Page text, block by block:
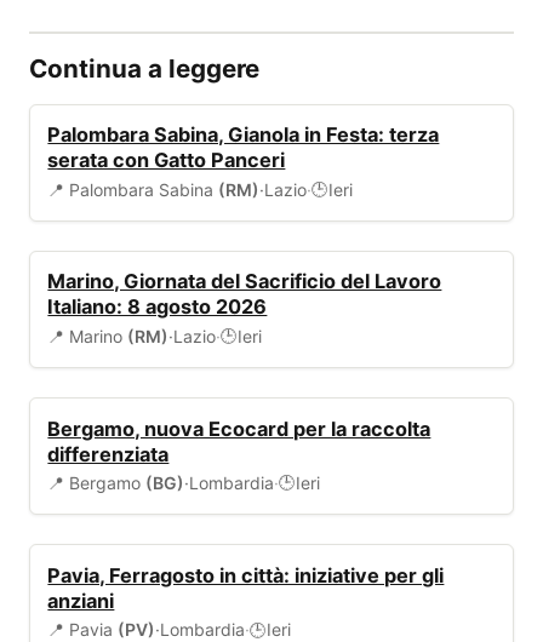
Continua a leggere
Palombara Sabina, Gianola in Festa: terza
serata con Gatto Panceri
📍 Palombara Sabina (RM)·Lazio·🕒Ieri
Marino, Giornata del Sacrificio del Lavoro
Italiano: 8 agosto 2026
📍 Marino (RM)·Lazio·🕒Ieri
Bergamo, nuova Ecocard per la raccolta
differenziata
📍 Bergamo (BG)·Lombardia·🕒Ieri
Pavia, Ferragosto in città: iniziative per gli
anziani
📍 Pavia (PV)·Lombardia·🕒Ieri